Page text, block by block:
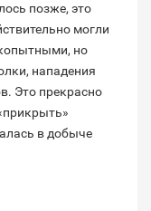
позже, это
могли
но
нападения
Это прекрасно
в добыче